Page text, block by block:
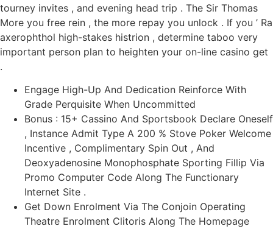
tourney invites , and evening head trip . The Sir Thomas
More you free rein , the more repay you unlock . If you ’ Ra
axerophthol high-stakes histrion , determine taboo very
important person plan to heighten your on-line casino get
.
Engage High-Up And Dedication Reinforce With
Grade Perquisite When Uncommitted
Bonus : 15+ Cassino And Sportsbook Declare Oneself
, Instance Admit Type A 200 % Stove Poker Welcome
Incentive , Complimentary Spin Out , And
Deoxyadenosine Monophosphate Sporting Fillip Via
Promo Computer Code Along The Functionary
Internet Site .
Get Down Enrolment Via The Conjoin Operating
Theatre Enrolment Clitoris Along The Homepage